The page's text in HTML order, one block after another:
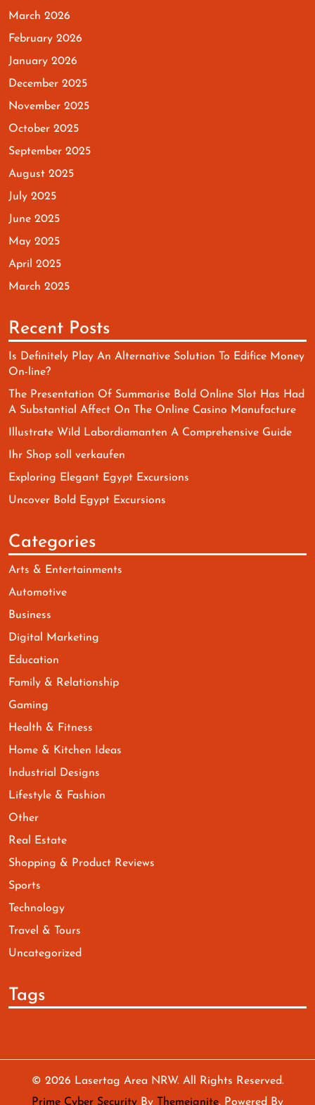
March 2026
February 2026
January 2026
December 2025
November 2025
October 2025
September 2025
August 2025
July 2025
June 2025
May 2025
April 2025
March 2025
Recent Posts
Is Definitely Play An Alternative Solution To Edifice Money
On-line?
The Presentation Of Summarise Bold Online Slot Has Had
A Substantial Affect On The Online Casino Manufacture
Illustrate Wild Labordiamanten A Comprehensive Guide
Ihr Shop soll verkaufen
Exploring Elegant Egypt Excursions
Uncover Bold Egypt Excursions
Categories
Arts & Entertainments
Automotive
Business
Digital Marketing
Education
Family & Relationship
Gaming
Health & Fitness
Home & Kitchen Ideas
Industrial Designs
Lifestyle & Fashion
Other
Real Estate
Shopping & Product Reviews
Sports
Technology
Travel & Tours
Uncategorized
Tags
© 2026 Lasertag Area NRW. All Rights Reserved.
Prime Cyber Security By Themeignite. Powered By